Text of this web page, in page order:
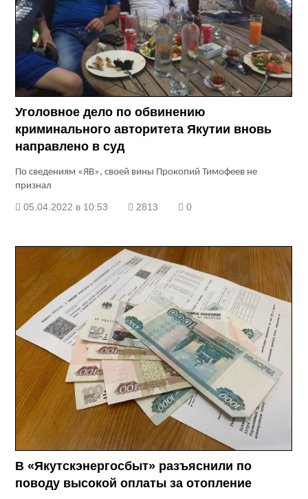
Уголовное дело по обвинению
криминального авторитета Якутии вновь
направлено в суд
По сведениям «ЯВ», своей вины Прокопий Тимофеев не
признал
05.04.2022 в 10:53 2813 0
В «Якутскэнергосбыт» разъяснили по
поводу высокой оплаты за отопление